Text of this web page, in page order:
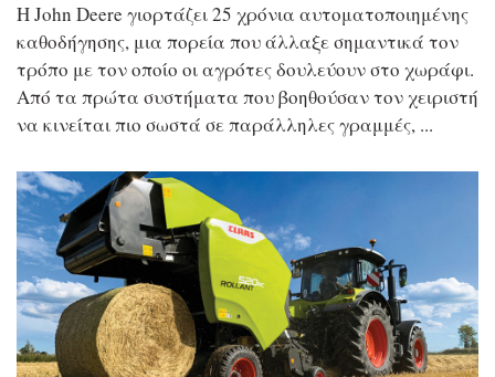
Η John Deere γιορτάζει 25 χρόνια αυτοματοποιημένης
καθοδήγησης, μια πορεία που άλλαξε σημαντικά τον
τρόπο με τον οποίο οι αγρότες δουλεύουν στο χωράφι.
Από τα πρώτα συστήματα που βοηθούσαν τον χειριστή
να κινείται πιο σωστά σε παράλληλες γραμμές, ...